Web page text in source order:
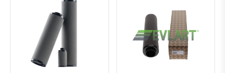
Быстрый просмотр Быстрый просмотрДобавить к сравнению
Добавить в избранное